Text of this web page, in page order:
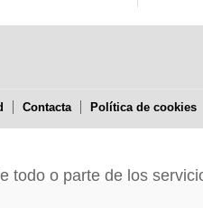
Contacta Política de cookies
todo o parte de los